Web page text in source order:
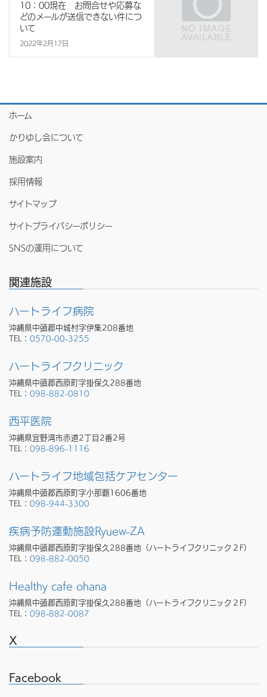
10：00現在 お問合せや応募な
どのメールが送信できない件につ
いて
2022年2月17日
ホーム
かりゆし会について
施設案内
採用情報
サイトマップ
サイトプライバシーポリシー
SNSの運用について
関連施設
ハートライフ病院
沖縄県中頭郡中城村字伊集208番地
TEL： 0570-00-3255
ハートライフクリニック
沖縄県中頭郡西原町字掛保久288番地
TEL： 098-882-0810
西平医院
沖縄県宜野湾市赤道2丁目2番2号
TEL： 098-896-1116
ハートライフ地域包括ケアセンター
沖縄県中頭郡西原町字小那覇1606番地
TEL： 098-944-3300
疾病予防運動施設Ryuew-ZA
沖縄県中頭郡西原町字掛保久288番地（ハートライフクリニック２F）
TEL： 098-882-0050
Healthy cafe ohana
沖縄県中頭郡西原町字掛保久288番地（ハートライフクリニック２F）
TEL： 098-882-0087
X
Facebook